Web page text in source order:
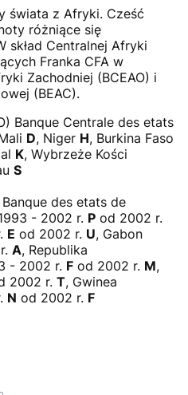
świata z Afryki. Cześć
różniące się
skład Centralnej Afryki
Franka CFA w
Zachodniej (BCEAO) i
(BEAC).
Banque Centrale des etats
D, Niger H, Burkina Faso
K, Wybrzeże Kości
S
Banque des etats de
- 2002 r. P od 2002 r.
E od 2002 r. U, Gabon
A, Republika
- 2002 r. F od 2002 r. M,
2002 r. T, Gwinea
N od 2002 r. F